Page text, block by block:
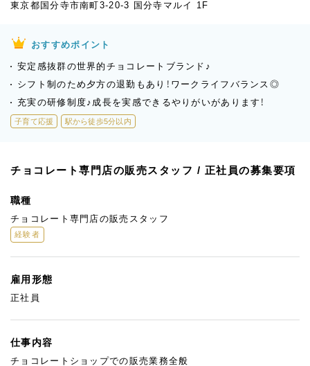
東京都国分寺市南町3-20-3 国分寺マルイ 1F
おすすめポイント
安定感抜群の世界的チョコレートブランド♪
シフト制のため夕方の退勤もあり！ワークライフバランス◎
充実の研修制度♪成長を実感できるやりがいがあります！
子育て応援 駅から徒歩5分以内
チョコレート専門店の販売スタッフ / 正社員の募集要項
職種
チョコレート専門店の販売スタッフ
経験者
雇用形態
正社員
仕事内容
チョコレートショップでの販売業務全般